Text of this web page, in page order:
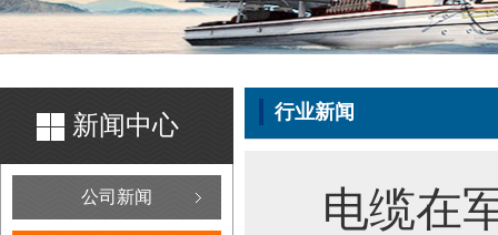
新闻中心
公司新闻
行业新闻
电缆在